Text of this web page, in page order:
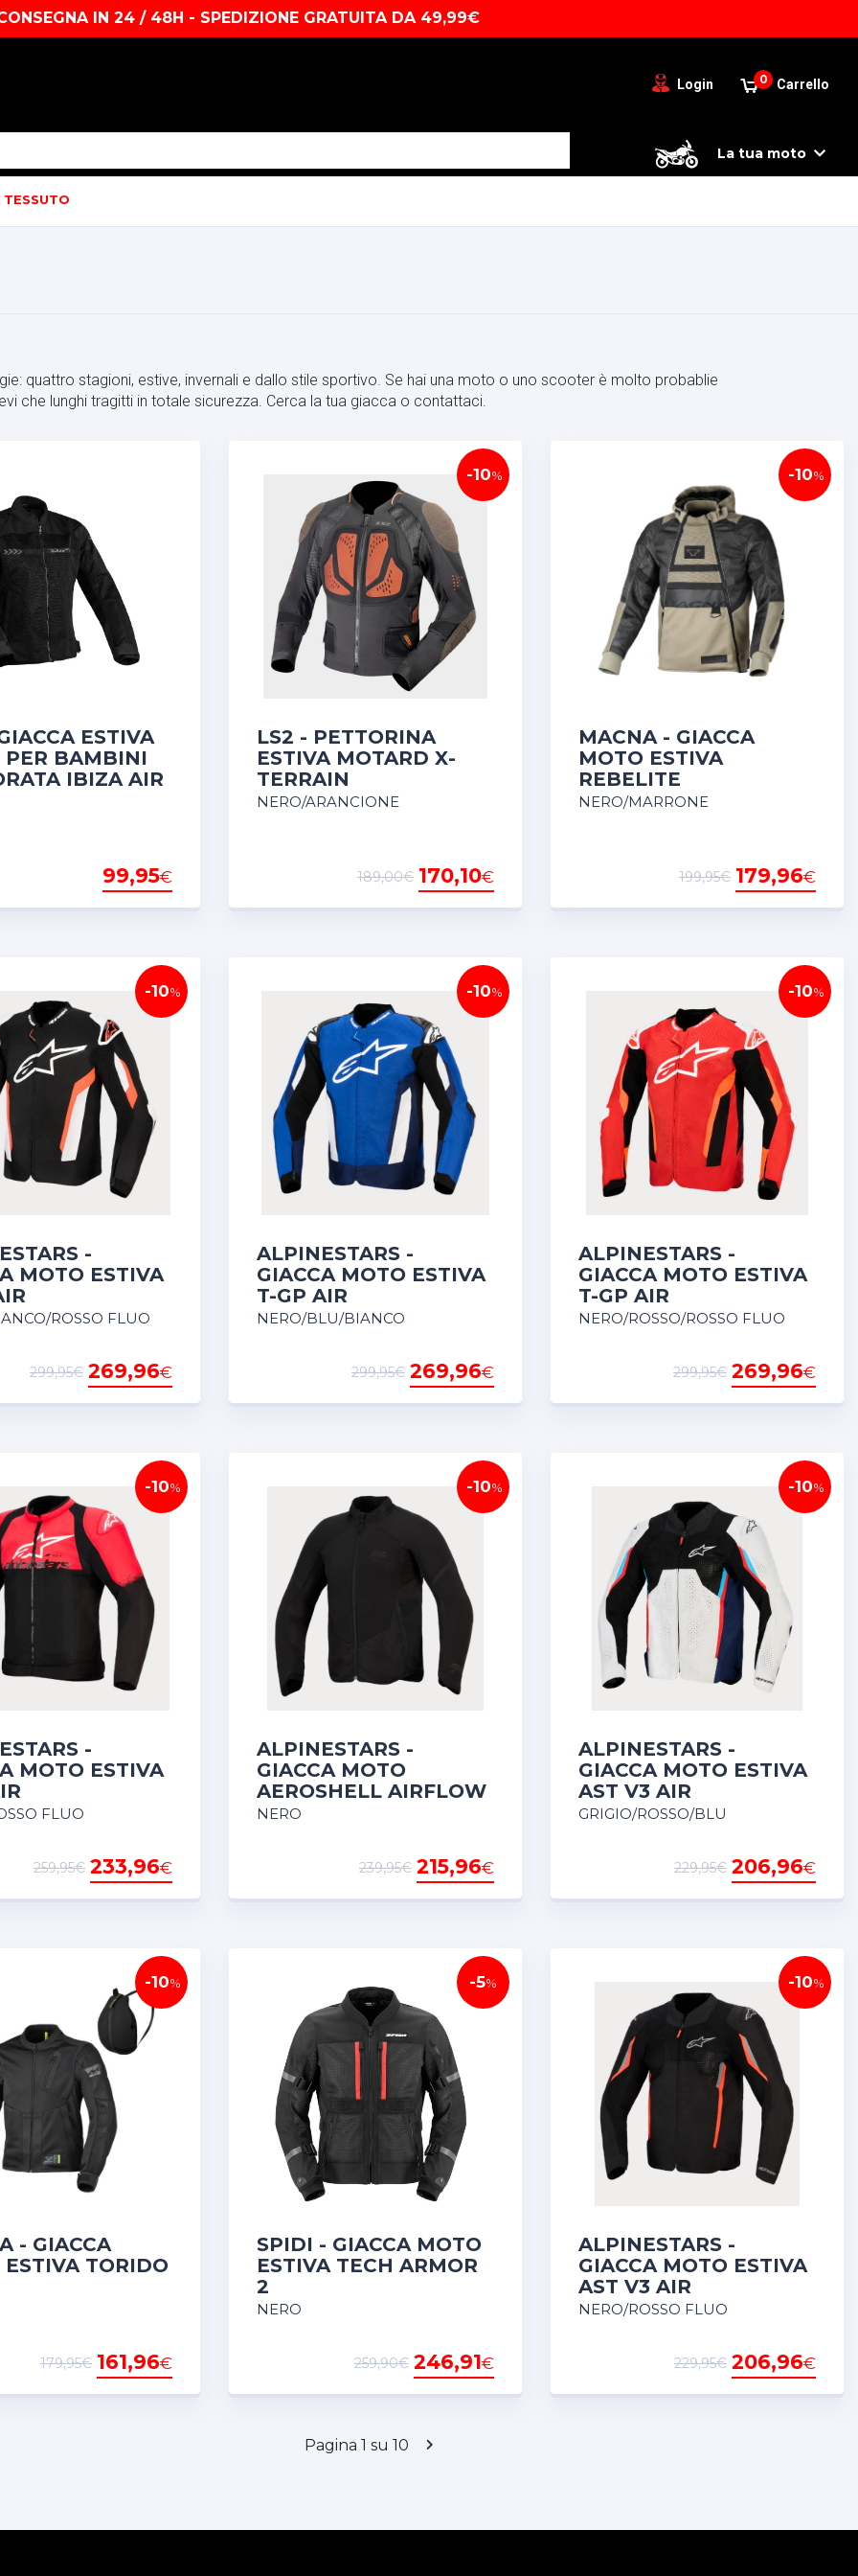
IN 24 / 48H - SPEDIZIONE GRATUITA DA 49,99€
0 Carrello
Login
La tua moto
TESSUTO
quattro stagioni, estive, invernali e dallo stile sportivo. Se hai una moto o uno scooter è molto probablie
che lunghi tragitti in totale sicurezza. Cerca la tua giacca o contattaci.
ESTIVA
PER BAMBINI
IBIZA AIR
99,95€
LS2 - PETTORINA
ESTIVA MOTARD X-
TERRAIN
NERO/ARANCIONE
170,10€
189,00€
-10%
MACNA - GIACCA
MOTO ESTIVA
REBELITE
NERO/MARRONE
179,96€
199,95€
-10%
-
MOTO ESTIVA
ROSSO FLUO
269,96€
299,95€
-10%
ALPINESTARS -
GIACCA MOTO ESTIVA
T-GP AIR
NERO/BLU/BIANCO
269,96€
299,95€
-10%
ALPINESTARS -
GIACCA MOTO ESTIVA
T-GP AIR
NERO/ROSSO/ROSSO FLUO
269,96€
299,95€
-10%
-
MOTO ESTIVA
FLUO
233,96€
259,95€
-10%
ALPINESTARS -
GIACCA MOTO
AEROSHELL AIRFLOW
NERO
215,96€
239,95€
-10%
ALPINESTARS -
GIACCA MOTO ESTIVA
AST V3 AIR
GRIGIO/ROSSO/BLU
206,96€
229,95€
-10%
- GIACCA
ESTIVA TORIDO
161,96€
179,95€
-10%
SPIDI - GIACCA MOTO
ESTIVA TECH ARMOR
2
NERO
246,91€
259,90€
-5%
ALPINESTARS -
GIACCA MOTO ESTIVA
AST V3 AIR
NERO/ROSSO FLUO
206,96€
229,95€
-10%
Pagina 1 su 10